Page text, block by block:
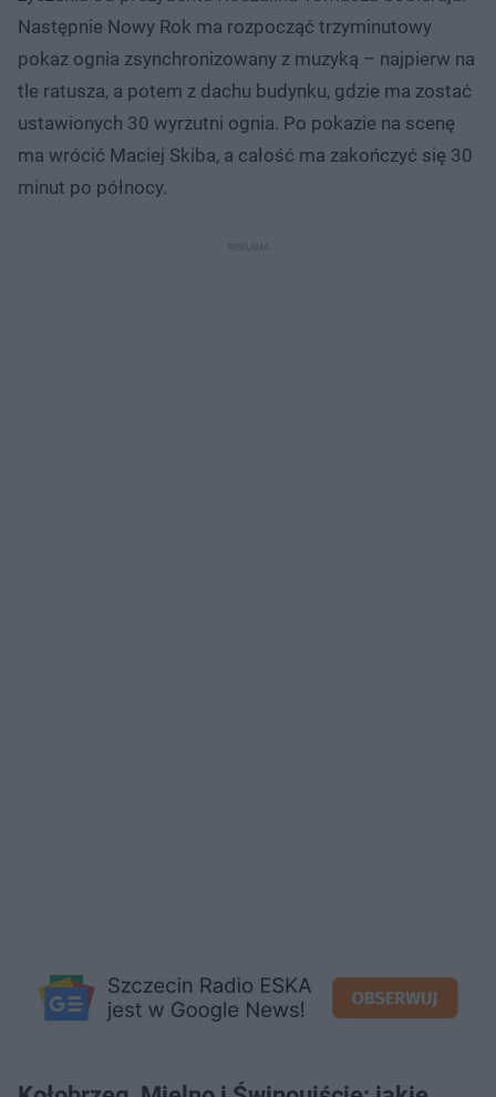
Następnie Nowy Rok ma rozpocząć trzyminutowy
pokaz ognia zsynchronizowany z muzyką – najpierw na
tle ratusza, a potem z dachu budynku, gdzie ma zostać
ustawionych 30 wyrzutni ognia. Po pokazie na scenę
ma wrócić Maciej Skiba, a całość ma zakończyć się 30
minut po północy.